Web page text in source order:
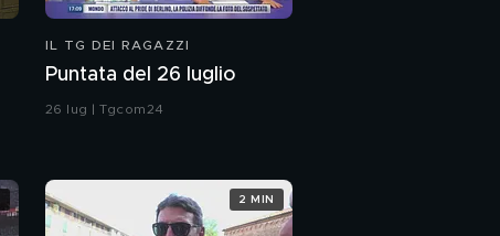
IL TG DEI RAGAZZI
Puntata del 26 luglio
26 lug | Tgcom24
2 MIN